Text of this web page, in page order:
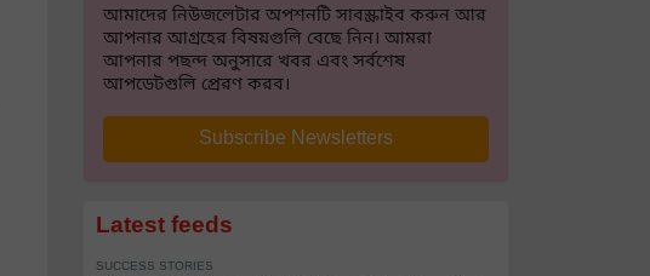
আমাদের নিউজলেটার অপশনটি সাবস্ক্রাইব করুন আর
আপনার আগ্রহের বিষয়গুলি বেছে নিন। আমরা
আপনার পছন্দ অনুসারে খবর এবং সর্বশেষ
আপডেটগুলি প্রেরণ করব।
Subscribe Newsletters
Latest feeds
SUCCESS STORIES